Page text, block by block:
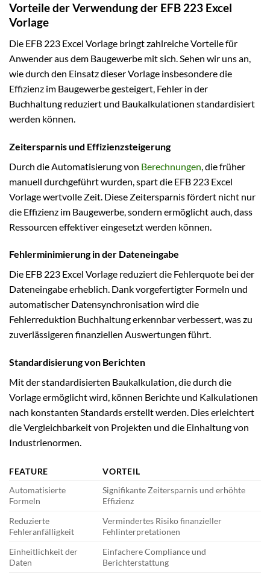
Vorteile der Verwendung der EFB 223 Excel
Vorlage
Die EFB 223 Excel Vorlage bringt zahlreiche Vorteile für
Anwender aus dem Baugewerbe mit sich. Sehen wir uns an,
wie durch den Einsatz dieser Vorlage insbesondere die
Effizienz im Baugewerbe gesteigert, Fehler in der
Buchhaltung reduziert und Baukalkulationen standardisiert
werden können.
Zeitersparnis und Effizienzsteigerung
Durch die Automatisierung von Berechnungen , die früher
manuell durchgeführt wurden, spart die EFB 223 Excel
Vorlage wertvolle Zeit. Diese Zeitersparnis fördert nicht nur
die Effizienz im Baugewerbe, sondern ermöglicht auch, dass
Ressourcen effektiver eingesetzt werden können.
Fehlerminimierung in der Dateneingabe
Die EFB 223 Excel Vorlage reduziert die Fehlerquote bei der
Dateneingabe erheblich. Dank vorgefertigter Formeln und
automatischer Datensynchronisation wird die
Fehlerreduktion Buchhaltung erkennbar verbessert, was zu
zuverlässigeren finanziellen Auswertungen führt.
Standardisierung von Berichten
Mit der standardisierten Baukalkulation, die durch die
Vorlage ermöglicht wird, können Berichte und Kalkulationen
nach konstanten Standards erstellt werden. Dies erleichtert
die Vergleichbarkeit von Projekten und die Einhaltung von
Industrienormen.
FEATURE
VORTEIL
Automatisierte
Formeln
Signifikante Zeitersparnis und erhöhte
Effizienz
Reduzierte
Fehleranfälligkeit
Vermindertes Risiko finanzieller
Fehlinterpretationen
Einheitlichkeit der
Daten
Einfachere Compliance und
Berichterstattung